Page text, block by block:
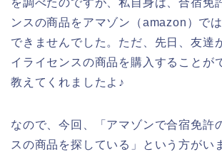
ンスの商品をアマゾン（amazon）で
できませんでした。ただ、先日、友達
イライセンスの商品を購入することが
教えてくれましたよ♪
なので、今回、「アマゾンで合宿免許
スの商品を探している」という方がい